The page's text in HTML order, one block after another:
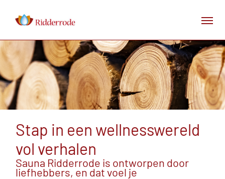
Stap in een wellnesswereld
vol verhalen
Sauna Ridderrode is ontworpen door
liefhebbers, en dat voel je